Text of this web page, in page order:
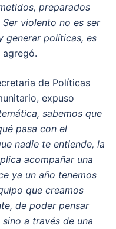
preparados
violento no es ser
generar políticas, es
agregó.
de Políticas
expuso
sabemos que
pasa con el
nadie te entiende, la
acompañar una
ya un año tenemos
que creamos
de poder pensar
a través de una